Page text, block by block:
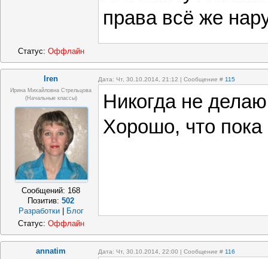
права всё же
Статус: Оффлайн
Iren Дата: Чт, 30.10.2014, 21:12 | Сообщение # 115
Ирина Михайловна Стрельцова
(начальные классы)
Сообщений: 168
Позитив:502
Разработки
Блог
Никогда не
Хорошо, что
Статус: Оффлайн
annatim Дата: Чт, 30.10.2014, 22:00 | Сообщение # 116